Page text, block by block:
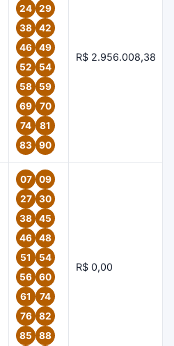
24
29
38
42
46
49
52
54
58
59
69
70
74
81
83
90
R$ 2.956.008,38
07
09
27
30
38
45
46
48
51
54
56
60
61
74
76
82
85
88
R$ 0,00